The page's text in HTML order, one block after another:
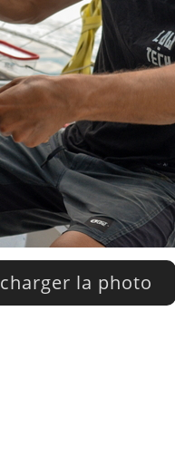
la photo